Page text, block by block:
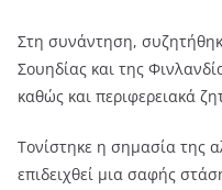
Στη συνάντηση,
Σουηδίας και της
καθώς και περιφερειακά
Τονίστηκε η σημασία της
επιδειχθεί μια σαφής